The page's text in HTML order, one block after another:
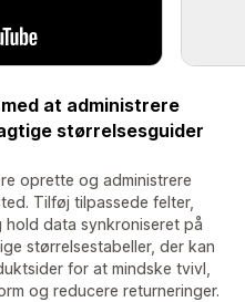
at administrere
størrelsesguider
oprette og administrere
Tilføj tilpassede felter,
data synkroniseret på
størrelsestabeller, der kan
for at mindske tvivl,
og reducere returneringer.